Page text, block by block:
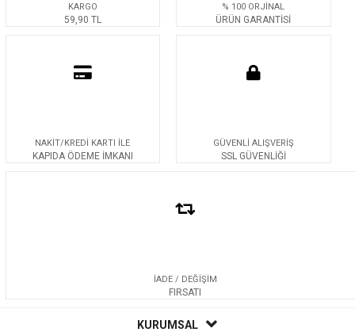
KARGO
59,90 TL
% 100 ORJİNAL
ÜRÜN GARANTİSİ
NAKİT/KREDİ KARTI İLE
KAPIDA ÖDEME İMKANI
GÜVENLİ ALIŞVERİŞ
SSL GÜVENLİĞİ
İADE / DEĞİŞİM
FIRSATI
KURUMSAL